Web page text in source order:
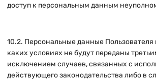
доступ к персональным данным
10.2. Персональные данные Пользователя
каких условиях не будут переданы
исключением случаев, связанных с
действующего законодательства либо в